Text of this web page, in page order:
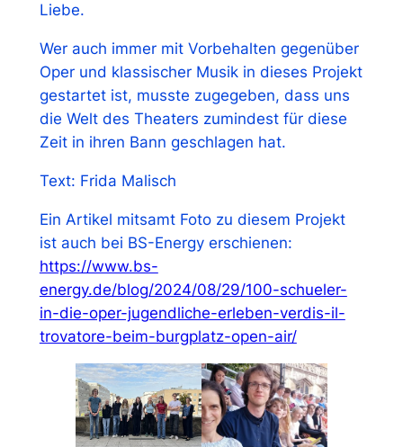
Liebe.
Wer auch immer mit Vorbehalten gegenüber
Oper und klassischer Musik in dieses Projekt
gestartet ist, musste zugegeben, dass uns
die Welt des Theaters zumindest für diese
Zeit in ihren Bann geschlagen hat.
Text: Frida Malisch
Ein Artikel mitsamt Foto zu diesem Projekt
ist auch bei BS-Energy erschienen:
https://www.bs-
energy.de/blog/2024/08/29/100-schueler-
in-die-oper-jugendliche-erleben-verdis-il-
trovatore-beim-burgplatz-open-air/